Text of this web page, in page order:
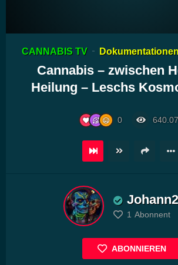
Player
CANNABIS TV
Cannabis – zwischen
Heilung – Leschs
0
1 Abonnent
ABONNIEREN